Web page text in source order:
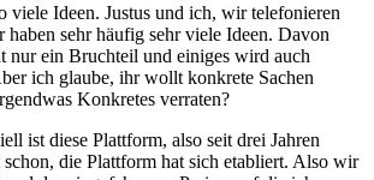
viele Ideen. Justus und ich, wir telefonieren
sehr häufig sehr viele Ideen. Davon
nur ein Bruchteil und einiges wird auch
ich glaube, ihr wollt konkrete Sachen
Konkretes verraten?
ist diese Plattform, also seit drei Jahren
die Plattform hat sich etabliert. Also wir